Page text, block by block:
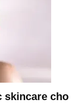
skincare cho